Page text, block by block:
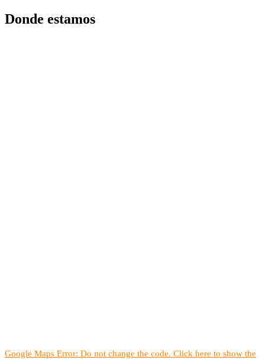
Donde estamos
Google Maps Error: Do not change the code. Click here to show the